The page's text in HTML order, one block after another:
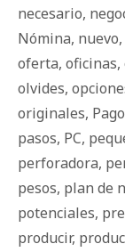
necesario,
Nómina, nuevo,
oferta, oficinas,
olvides,
originales, Pago
pasos, PC,
perforadora,
pesos, plan de
potenciales,
producir,